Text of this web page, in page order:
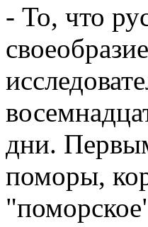
- То, что
дни.
поморы,